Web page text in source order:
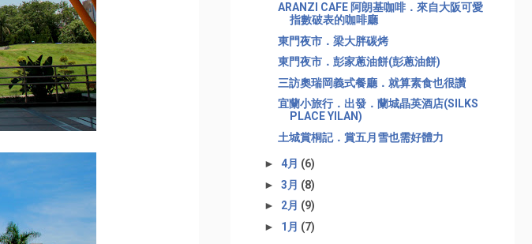
ARANZI CAFE 阿朗基咖啡．來自大阪可愛
指數破表的咖啡廳
東門夜市．梁大胖碳烤
東門夜市．彭家蔥油餅(彭蔥油餅)
三訪奧瑞岡義式餐廳．就算素食也很讚
宜蘭小旅行．出發．蘭城晶英酒店(SILKS
PLACE YILAN)
土城賞桐記．賞五月雪也需好體力
► 4月 (6)
► 3月 (8)
► 2月 (9)
► 1月 (7)